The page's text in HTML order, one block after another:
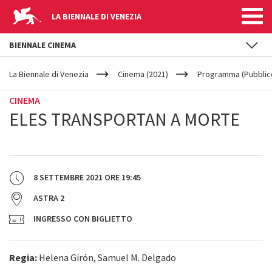
LA BIENNALE DI VENEZIA
YOUR
ARE
La Biennale di Venezia Cinema (2021) Programma
CINEMA
ELES TRANSPORTAN A MORTE
8 SETTEMBRE 2021 ORE 19:45
ASTRA 2
INGRESSO CON BIGLIETTO
Regia: Helena Girón, Samuel M. Delgado
BIENNALE CINEMA